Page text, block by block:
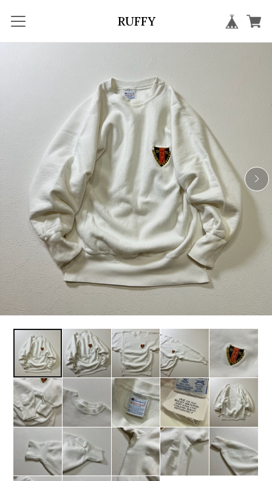
RUFFY